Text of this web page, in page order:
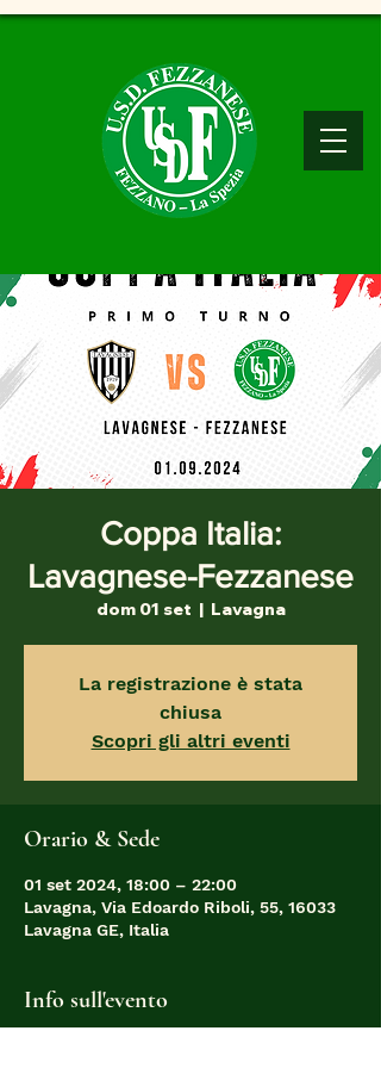
Coppa Italia:
Lavagnese-Fezzanese
dom 01 set
  |
Lavagna
La registrazione è stata
chiusa
Scopri gli altri eventi
Orario & Sede
01 set 2024, 18:00 – 22:00
Lavagna, Via Edoardo Riboli, 55, 16033
Lavagna GE, Italia
Info sull'evento